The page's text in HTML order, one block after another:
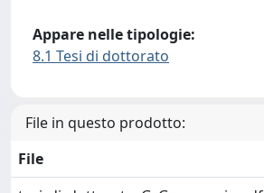
Appare nelle tipologie:
8.1 Tesi di dottorato
File in questo prodotto:
File